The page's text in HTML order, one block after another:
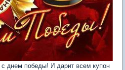
с днем победы! И дарит всем купон